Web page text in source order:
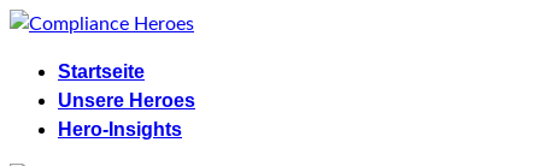
Skip
contentStartseite
Unsere Heroes
Hero-Insights